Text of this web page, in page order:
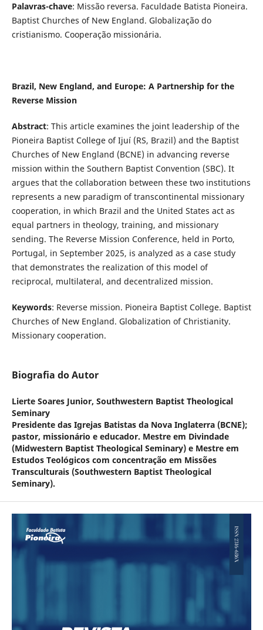
Palavras-chave: Missão reversa. Faculdade Batista Pioneira.
Baptist Churches of New England. Globalização do
cristianismo. Cooperação missionária.
Brazil, New England, and Europe: A Partnership for the
Reverse Mission
Abstract: This article examines the joint leadership of the
Pioneira Baptist College of Ijuí (RS, Brazil) and the Baptist
Churches of New England (BCNE) in advancing reverse
mission within the Southern Baptist Convention (SBC). It
argues that the collaboration between these two institutions
represents a new paradigm of transcontinental missionary
cooperation, in which Brazil and the United States act as
equal partners in theology, training, and missionary
sending. The Reverse Mission Conference, held in Porto,
Portugal, in September 2025, is analyzed as a case study
that demonstrates the realization of this model of
reciprocal, multilateral, and decentralized mission.
Keywords: Reverse mission. Pioneira Baptist College. Baptist
Churches of New England. Globalization of Christianity.
Missionary cooperation.
Biografia do Autor
Lierte Soares Junior, Southwestern Baptist Theological
Seminary
Presidente das Igrejas Batistas da Nova Inglaterra (BCNE);
pastor, missionário e educador. Mestre em Divindade
(Midwestern Baptist Theological Seminary) e Mestre em
Estudos Teológicos com concentração em Missões
Transculturais (Southwestern Baptist Theological
Seminary).